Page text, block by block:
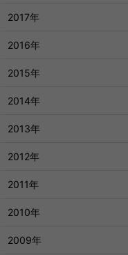
2017年
2016年
2015年
2014年
2013年
2012年
2011年
2010年
2009年